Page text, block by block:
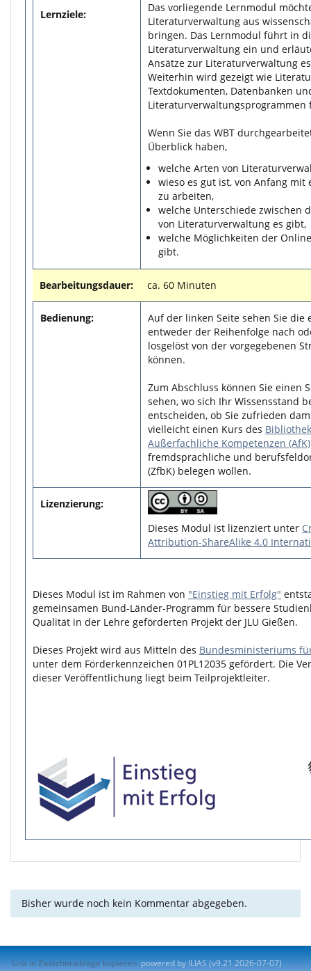
Lernziele:
Das vorliegende Lernmodul
Literaturverwaltung aus
bringen. Das Lernmodul führt in
Literaturverwaltung ein und
Ansätze zur Literaturverwaltung
Weiterhin wird gezeigt wie
Textdokumenten, Datenbanken
Literaturverwaltungsprogrammen
Wenn Sie das WBT
Überblick haben,
welche Arten von
wieso es gut ist, von Anfang
zu arbeiten,
welche Unterschiede zwischen
von Literaturverwaltung es gibt,
welche Möglichkeiten der
gibt.
Bearbeitungsdauer: ca. 60 Minuten
Bedienung:
Auf der linken Seite sehen Sie die
entweder der Reihenfolge nach
losgelöst von der vorgegebenen
können.
Zum Abschluss können Sie einen
sehen, wo sich Ihr Wissensstand
entscheiden, ob Sie zufrieden
vielleicht einen Kurs des
Außerfachliche Kompetenzen (AfK)
fremdsprachliche und
(ZfbK) belegen wollen.
Lizenzierung:
Dieses Modul ist lizenziert unter
Attribution-ShareAlike 4.0
Dieses Modul ist im Rahmen von "Einstieg mit Erfolg"
gemeinsamen Bund-Länder-Programm für bessere
Qualität in der Lehre geförderten Projekt der JLU Gießen.
Dieses Projekt wird aus Mitteln des Bundesministeriums
unter dem Förderkennzeichen 01PL12035 gefördert. Die
dieser Veröffentlichung liegt beim Teilprojektleiter.
Bisher wurde noch kein Kommentar abgegeben.
Link in Zwischenablage kopieren powered by ILIAS (v9.21 2026-07-07)